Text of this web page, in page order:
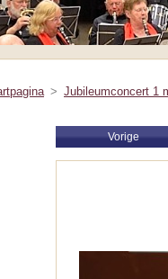
> Jubileumconcert 1
Vorige